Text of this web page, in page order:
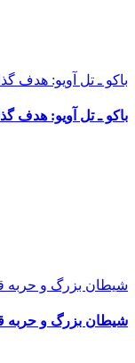
باکو ـ تل آویو: هدف
باکو ـ تل آویو: هدف
شیطان بزرگ و حربه
شیطان بزرگ و حربه